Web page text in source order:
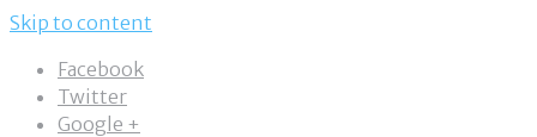
Skip to content
Facebook
Twitter
Google +